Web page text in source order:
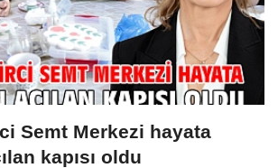
Semt Merkezi hayata
kapısı oldu